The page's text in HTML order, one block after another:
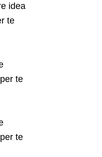
idea
te
te
te